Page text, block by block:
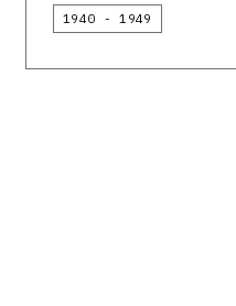
1940 - 1949